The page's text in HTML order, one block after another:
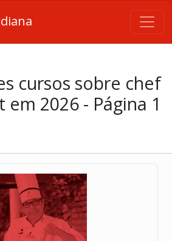
cursos sobre chef
2026 - Página 1